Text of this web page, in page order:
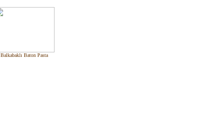
Balkabaklı Baton Pasta